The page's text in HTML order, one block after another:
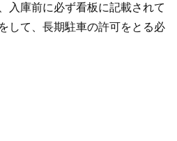
入庫前に必ず看板に記載されて
して、長期駐車の許可をとる必